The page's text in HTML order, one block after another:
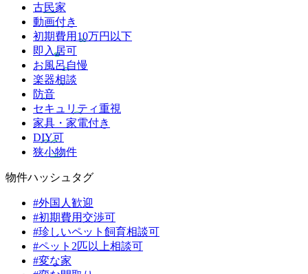
古民家
動画付き
初期費用10万円以下
即入居可
お風呂自慢
楽器相談
防音
セキュリティ重視
家具・家電付き
DIY可
狭小物件
物件ハッシュタグ
#外国人歓迎
#初期費用交渉可
#珍しいペット飼育相談可
#ペット2匹以上相談可
#変な家